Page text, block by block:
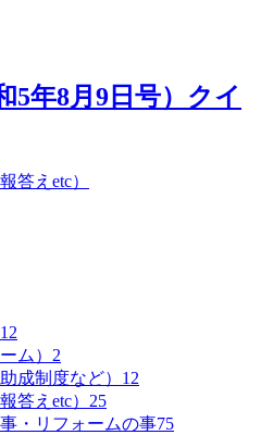
5年8月9日号）クイ
答えetc）
12
ム） 2
成制度など） 12
答えetc） 25
・リフォームの事75